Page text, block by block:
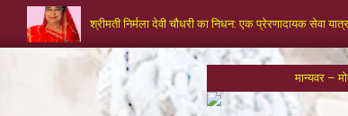
श्रीमती निर्मला देवी चौधरी का निधन: एक प्रेरणादायक सेवा
मान्यवर –